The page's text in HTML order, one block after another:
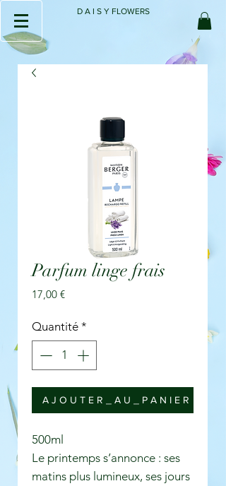
D A I S Y FLOWERS
Parfum linge frais
17,00 €Prix
Quantité *
A J O U T E R _ A U _ P A N I E R
500ml
Le printemps s’annonce : ses
matins plus lumineux, ses jours